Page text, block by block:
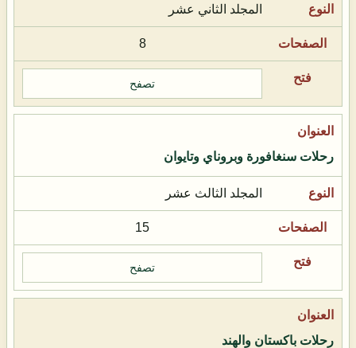
المجلد الثاني عشر
8
تصفح
رحلات سنغافورة وبروناي وتايوان
المجلد الثالث عشر
15
تصفح
رحلات باكستان والهند